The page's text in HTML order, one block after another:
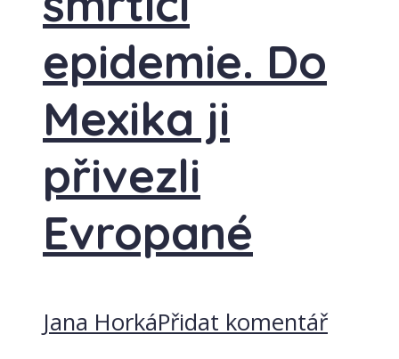
epidemie. Do
Mexika ji
přivezli
Evropané
Jana HorkáPřidat komentář